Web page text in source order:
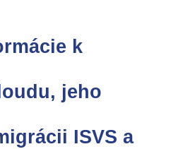
k
jeho
ISVS a